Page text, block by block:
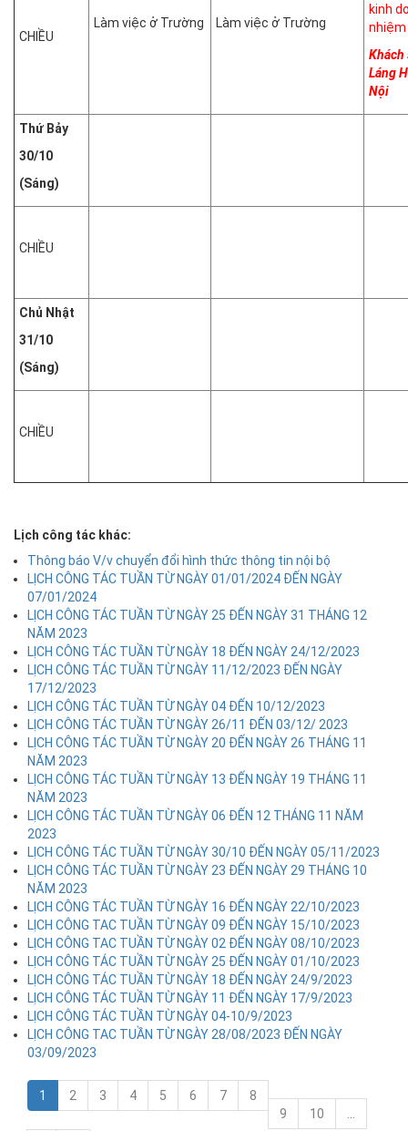
CHIỀU
Làm việc ở Trường Làm việc ở Trường
kinh
Khách
Láng
Nội
Thứ Bảy
30/10
(Sáng)
CHIỀU
Chủ Nhật
31/10
(Sáng)
CHIỀU
Lịch công tác khác:
Thông báo V/v chuyển đổi hình thức thông tin nội bộ
LỊCH CÔNG TÁC TUẦN TỪ NGÀY 01/01/2024 ĐẾN NGÀY
07/01/2024
LỊCH CÔNG TÁC TUẦN TỪ NGÀY 25 ĐẾN NGÀY 31 THÁNG 12
NĂM 2023
LỊCH CÔNG TÁC TUẦN TỪ NGÀY 18 ĐẾN NGÀY 24/12/2023
LỊCH CÔNG TÁC TUẦN TỪ NGÀY 11/12/2023 ĐẾN NGÀY
17/12/2023
LỊCH CÔNG TÁC TUẦN TỪ NGÀY 04 ĐẾN 10/12/2023
LỊCH CÔNG TÁC TUẦN TỪ NGÀY 26/11 ĐẾN 03/12/ 2023
LỊCH CÔNG TÁC TUẦN TỪ NGÀY 20 ĐẾN NGÀY 26 THÁNG 11
NĂM 2023
LỊCH CÔNG TÁC TUẦN TỪ NGÀY 13 ĐẾN NGÀY 19 THÁNG 11
NĂM 2023
LỊCH CÔNG TÁC TUẦN TỪ NGÀY 06 ĐẾN 12 THÁNG 11 NĂM
2023
LỊCH CÔNG TÁC TUẦN TỪ NGÀY 30/10 ĐẾN NGÀY 05/11/2023
LỊCH CÔNG TÁC TUẦN TỪ NGÀY 23 ĐẾN NGÀY 29 THÁNG 10
NĂM 2023
LỊCH CÔNG TÁC TUẦN TỪ NGÀY 16 ĐẾN NGÀY 22/10/2023
LỊCH CÔNG TAC TUẦN TỪ NGÀY 09 ĐẾN NGÀY 15/10/2023
LỊCH CÔNG TAC TUẦN TỪ NGÀY 02 ĐẾN NGÀY 08/10/2023
LỊCH CÔNG TÁC TUẦN TỪ NGÀY 25 ĐẾN NGÀY 01/10/2023
LỊCH CÔNG TÁC TUẦN TỪ NGÀY 18 ĐẾN NGÀY 24/9/2023
LỊCH CÔNG TÁC TUẦN TỪ NGÀY 11 ĐẾN NGÀY 17/9/2023
LỊCH CÔNG TÁC TUẦN TỪ NGÀY 04-10/9/2023
LỊCH CÔNG TAC TUẦN TỪ NGÀY 28/08/2023 ĐẾN NGÀY
03/09/2023
1 2 3 4 5 6 7
8
9
10